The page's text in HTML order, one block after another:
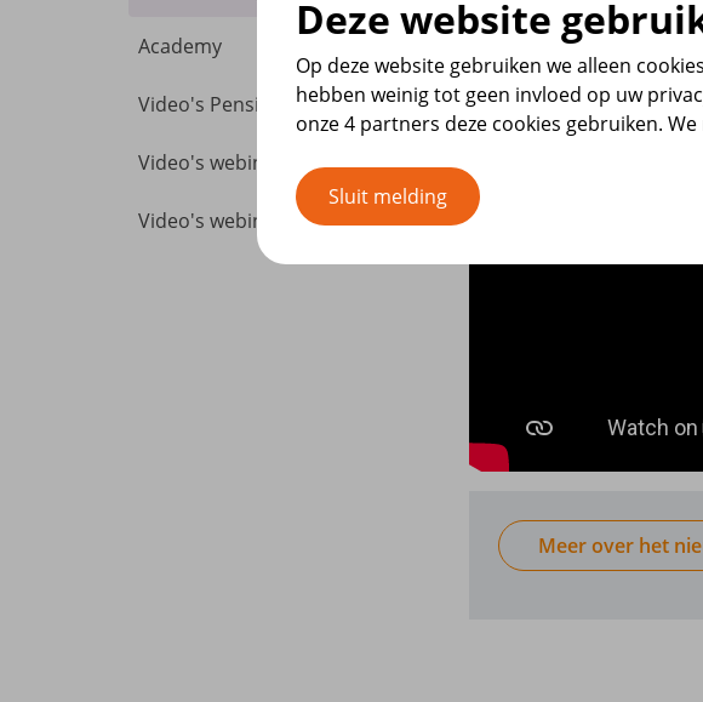
Academy
Video's Pensioencafé
Video's webinars 2024
Video's webinars 2023
Meer over het
Deze website
Op deze website gebruiken we alleen
hebben weinig tot geen invloed op uw
onze 4 partners deze cookies gebruiken.
Sluit melding